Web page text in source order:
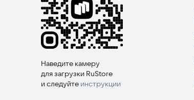
Наведите камеру
для загрузки RuStore
и следуйте инструкции